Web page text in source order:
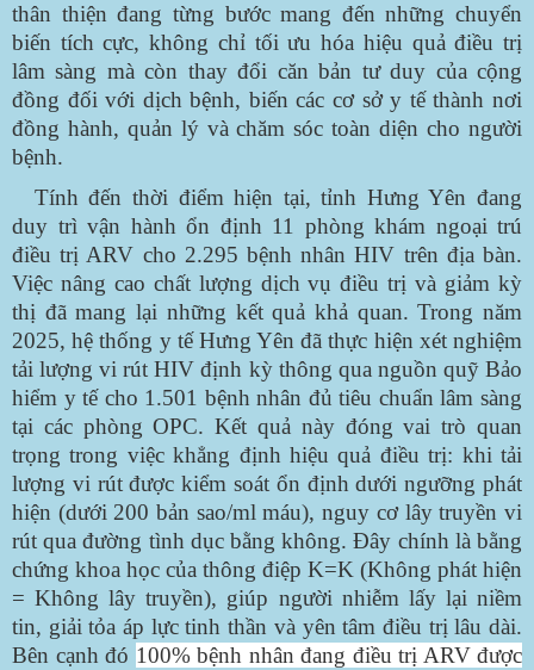
thân thiện đang từng bước mang đến những chuyển
biến tích cực, không chỉ tối ưu hóa hiệu quả điều trị
lâm sàng mà còn thay đổi căn bản tư duy của cộng
đồng đối với dịch bệnh, biến các cơ sở y tế thành nơi
đồng hành, quản lý và chăm sóc toàn diện cho người
bệnh.
Tính đến thời điểm hiện tại, tỉnh Hưng Yên đang
duy trì vận hành ổn định 11 phòng khám ngoại trú
điều trị ARV cho 2.295 bệnh nhân HIV trên địa bàn.
Việc nâng cao chất lượng dịch vụ điều trị và giảm kỳ
thị đã mang lại những kết quả khả quan. Trong năm
2025, hệ thống y tế Hưng Yên đã thực hiện xét nghiệm
tải lượng vi rút HIV định kỳ thông qua nguồn quỹ Bảo
hiểm y tế cho 1.501 bệnh nhân đủ tiêu chuẩn lâm sàng
tại các phòng OPC. Kết quả này đóng vai trò quan
trọng trong việc khẳng định hiệu quả điều trị: khi tải
lượng vi rút được kiểm soát ổn định dưới ngưỡng phát
hiện (dưới 200 bản sao/ml máu), nguy cơ lây truyền vi
rút qua đường tình dục bằng không. Đây chính là bằng
chứng khoa học của thông điệp K=K (Không phát hiện
= Không lây truyền), giúp người nhiễm lấy lại niềm
tin, giải tỏa áp lực tinh thần và yên tâm điều trị lâu dài.
Bên cạnh đó 100% bệnh nhân đang điều trị ARV được